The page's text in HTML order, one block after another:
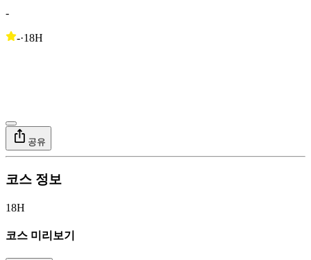
-
-·18H
공유
코스 정보
18H
코스 미리보기